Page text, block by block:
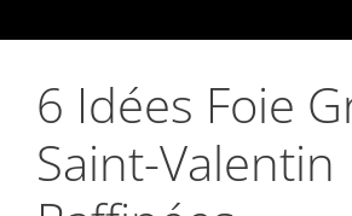
6 Idées Foie
Saint-Valentin